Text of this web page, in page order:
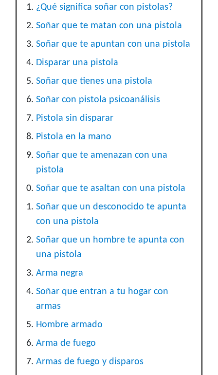
¿Qué significa soñar con pistolas?
Soñar que te matan con una pistola
Soñar que te apuntan con una pistola
Disparar una pistola
Soñar que tienes una pistola
Soñar con pistola psicoanálisis
Pistola sin disparar
Pistola en la mano
Soñar que te amenazan con una
pistola
Soñar que te asaltan con una pistola
Soñar que un desconocido te apunta
con una pistola
Soñar que un hombre te apunta con
una pistola
Arma negra
Soñar que entran a tu hogar con
armas
Hombre armado
Arma de fuego
Armas de fuego y disparos